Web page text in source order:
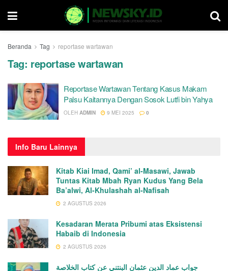
Beranda Tag reportase wartawan
Tag: reportase wartawan
Reportase Wartawan Tentang Kasus Makam
Palsu Kaitannya Dengan Sosok Lutfi bin Yahya
OLEH ADMIN 9 MEI 2025 0
Info Baru Lainnya
Kitab Kiai Imad, Qami’ al-Masawi, Jawab
Tuntas Kitab Mbah Ryan Kudus Yang Bela
Ba’alwi, Al-Khulashah al-Nafisah
2 AGUSTUS 2026
Kesadaran Merata Pribumi atas Eksistensi
Habaib di Indonesia
2 AGUSTUS 2026
جواب عماد الدين عثمان البنتني عن كتاب الخلاصة